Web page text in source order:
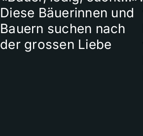
Diese Bäuerinnen und
Bauern suchen nach
der grossen Liebe